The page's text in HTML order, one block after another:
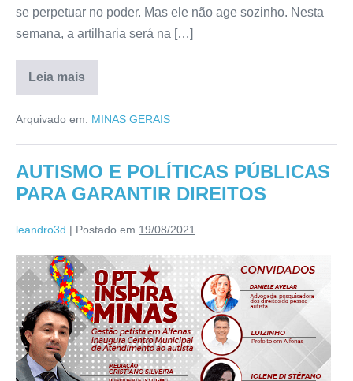
se perpetuar no poder. Mas ele não age sozinho. Nesta
semana, a artilharia será na […]
Leia mais
Arquivado em: MINAS GERAIS
AUTISMO E POLÍTICAS PÚBLICAS
PARA GARANTIR DIREITOS
leandro3d | Postado em 19/08/2021